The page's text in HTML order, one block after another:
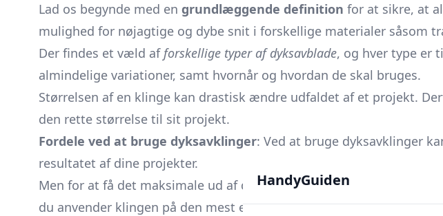
Lad os begynde med en grundlæggende definition for at sikre, at
mulighed for nøjagtige og dybe snit i forskellige materialer såsom
Der findes et væld afforskellige typer af dyksavblade, og hver type er
almindelige variationer, samt hvornår og hvordan de skal bruges.
Størrelsen af en klinge kan drastisk ændre udfaldet af et projekt.
den rette størrelse til sit projekt.
Fordele ved at bruge dyksavklinger: Ved at bruge dyksavklinger
resultatet af dine projekter.
Men for at få det maksimale ud af din dyksavklinge, er det vigtigt at
du anvender klingen på den mest effektive og sikker måde.
HandyGuiden